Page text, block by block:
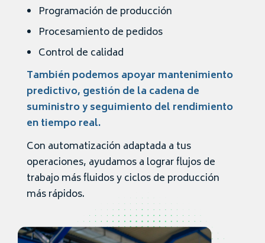
Programación de producción
Procesamiento de pedidos
Control de calidad
También podemos apoyar mantenimiento
predictivo, gestión de la cadena de
suministro y seguimiento del rendimiento
en tiempo real.
Con automatización adaptada a tus
operaciones, ayudamos a lograr flujos de
trabajo más fluidos y ciclos de producción
más rápidos.